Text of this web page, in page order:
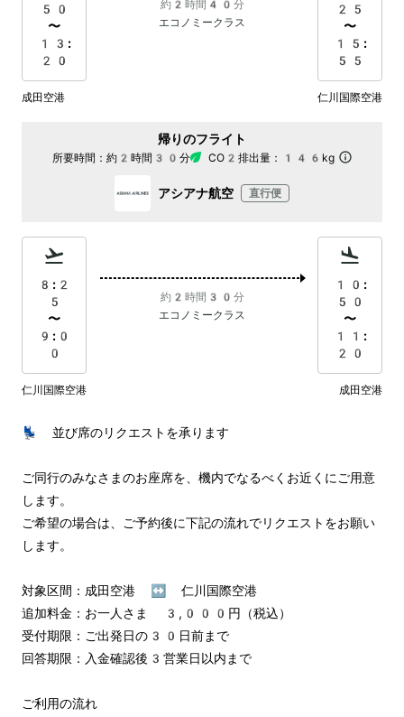
50
〜
13:
20
約2時間40分
エコノミークラス
25
〜
15:
55
成田空港 仁川国際空港
帰りのフライト
所要時間： 約2時間30分 CO2排出量： 146kg
アシアナ航空 直行便
8:2
5
〜
9:0
0
約2時間30分
エコノミークラス
10:
50
〜
11:
20
仁川国際空港 成田空港
💺 並び席のリクエストを承ります
ご同行のみなさまのお座席を、機内でなるべくお近くにご用意
します。
ご希望の場合は、ご予約後に下記の流れでリクエストをお願い
します。
対象区間：成田空港 ↔︎ 仁川国際空港
追加料金：お一人さま 3,000円（税込）
受付期限：ご出発日の30日前まで
回答期限：入金確認後3営業日以内まで
ご利用の流れ